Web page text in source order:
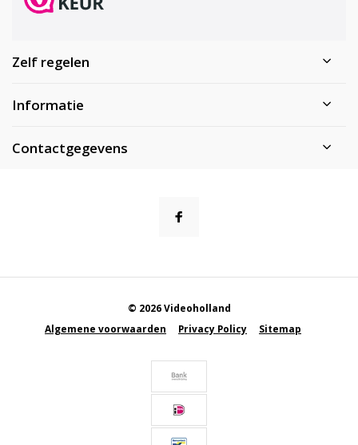
Zelf regelen
Informatie
Contactgegevens
Algemene voorwaarden Privacy Policy Sitemap
© 2026 Videoholland